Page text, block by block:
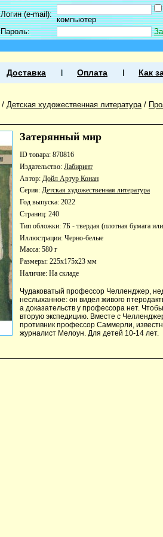
Логин (e-mail):
компьютер
Пароль:
Доставка Оплата Как
/ Детская художественная литература/
Затерянный мир
ID товара: 870816
Издательство: Лабиринт
Автор: Дойл Артур Конан
Серия: Детская художественная литература
Год выпуска: 2022
Страниц: 240
Тип обложки: 7Б - твердая (плотная бумага
Иллюстрации: Черно-белые
Масса: 580 г
Размеры: 225x175x23 мм
Наличие: На складе
Чудаковатый профессор Челленджер,
неслыханное: он видел живого
а доказательств у профессора нет.
вторую экспедицию. Вместе с
противник профессор Саммерли,
журналист Мелоун. Для детей 10-14 лет.